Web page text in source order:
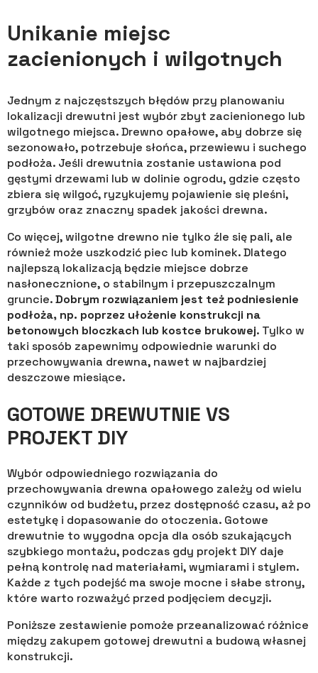
Unikanie miejsc
zacienionych i wilgotnych
Jednym z najczęstszych błędów przy planowaniu
lokalizacji drewutni jest wybór zbyt zacienionego lub
wilgotnego miejsca. Drewno opałowe, aby dobrze się
sezonowało, potrzebuje słońca, przewiewu i suchego
podłoża. Jeśli drewutnia zostanie ustawiona pod
gęstymi drzewami lub w dolinie ogrodu, gdzie często
zbiera się wilgoć, ryzykujemy pojawienie się pleśni,
grzybów oraz znaczny spadek jakości drewna.
Co więcej, wilgotne drewno nie tylko źle się pali, ale
również może uszkodzić piec lub kominek. Dlatego
najlepszą lokalizacją będzie miejsce dobrze
nasłonecznione, o stabilnym i przepuszczalnym
gruncie.Dobrym rozwiązaniem jest też podniesienie
podłoża, np. poprzez ułożenie konstrukcji na
betonowych bloczkach lub kostce brukowej. Tylko w
taki sposób zapewnimy odpowiednie warunki do
przechowywania drewna, nawet w najbardziej
deszczowe miesiące.
GOTOWE DREWUTNIE VS
PROJEKT DIY
Wybór odpowiedniego rozwiązania do
przechowywania drewna opałowego zależy od wielu
czynników od budżetu, przez dostępność czasu, aż po
estetykę i dopasowanie do otoczenia. Gotowe
drewutnie to wygodna opcja dla osób szukających
szybkiego montażu, podczas gdy projekt DIY daje
pełną kontrolę nad materiałami, wymiarami i stylem.
Każde z tych podejść ma swoje mocne i słabe strony,
które warto rozważyć przed podjęciem decyzji.
Poniższe zestawienie pomoże przeanalizować różnice
między zakupem gotowej drewutni a budową własnej
konstrukcji.